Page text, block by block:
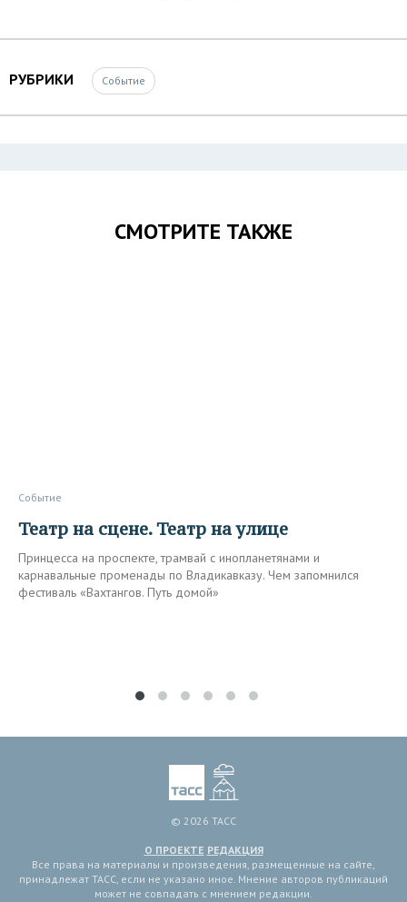
РУБРИКИ Событие
СМОТРИТЕ ТАКЖЕ
Событие
Театр на сцене. Театр на улице
Принцесса на проспекте, трамвай с инопланетянами и
карнавальные променады по Владикавказу. Чем запомнился
фестиваль «Вахтангов. Путь домой»
© 2026 ТАСС
О ПРОЕКТЕ РЕДАКЦИЯ
Все права на материалы и произведения, размещенные на сайте,
принадлежат ТАСС, если не указано иное. Мнение авторов публикаций
может не совпадать с мнением редакции.